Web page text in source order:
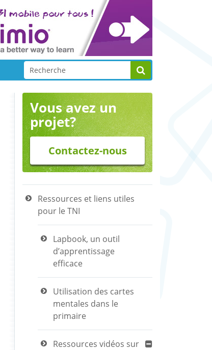
Vous avez un
projet?
Contactez-nous
Ressources et liens utiles
pour le TNI
Lapbook, un outil
d’apprentissage
efficace
Utilisation des cartes
mentales dans le
primaire
Ressources vidéos sur